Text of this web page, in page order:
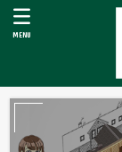
MENU